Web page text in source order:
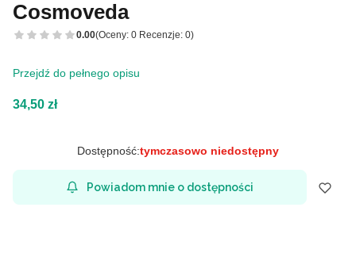
Cosmoveda
0.00(Oceny: 0 Recenzje: 0)
Przejdź do pełnego opisu
Cena
34,50 zł
Dostępność:tymczasowo niedostępny
Powiadom mnie o dostępności